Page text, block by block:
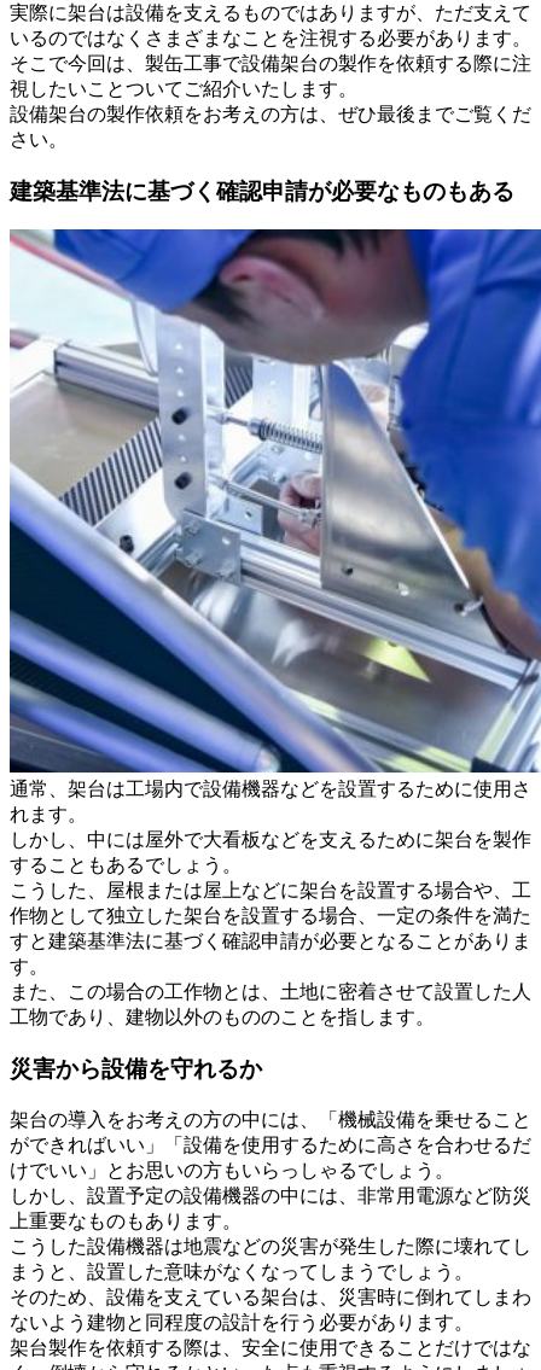
実際に架台は設備を支えるものではありますが、ただ支えて
いるのではなくさまざまなことを注視する必要があります。
そこで今回は、製缶工事で設備架台の製作を依頼する際に注
視したいことついてご紹介いたします。
設備架台の製作依頼をお考えの方は、ぜひ最後までご覧くだ
さい。
建築基準法に基づく確認申請が必要なものもある
通常、架台は工場内で設備機器などを設置するために使用さ
れます。
しかし、中には屋外で大看板などを支えるために架台を製作
することもあるでしょう。
こうした、屋根または屋上などに架台を設置する場合や、工
作物として独立した架台を設置する場合、一定の条件を満た
すと建築基準法に基づく確認申請が必要となることがありま
す。
また、この場合の工作物とは、土地に密着させて設置した人
工物であり、建物以外のもののことを指します。
災害から設備を守れるか
架台の導入をお考えの方の中には、「機械設備を乗せること
ができればいい」「設備を使用するために高さを合わせるだ
けでいい」とお思いの方もいらっしゃるでしょう。
しかし、設置予定の設備機器の中には、非常用電源など防災
上重要なものもあります。
こうした設備機器は地震などの災害が発生した際に壊れてし
まうと、設置した意味がなくなってしまうでしょう。
そのため、設備を支えている架台は、災害時に倒れてしまわ
ないよう建物と同程度の設計を行う必要があります。
架台製作を依頼する際は、安全に使用できることだけではな